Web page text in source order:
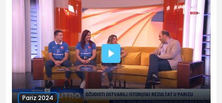
Pariz 2024